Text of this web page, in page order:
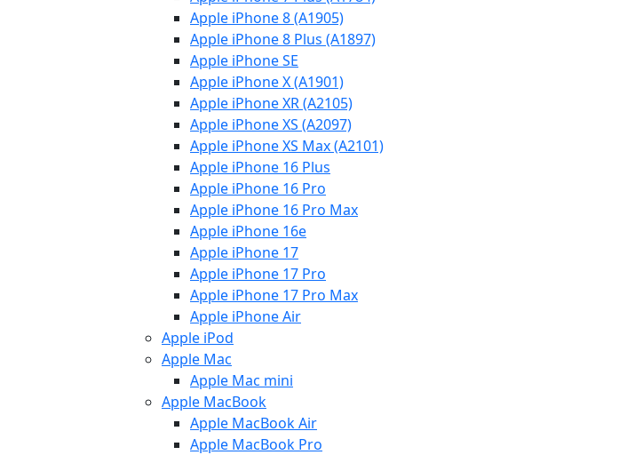
Apple iPhone 8 (A1905)
Apple iPhone 8 Plus (A1897)
Apple iPhone SE
Apple iPhone X (A1901)
Apple iPhone XR (A2105)
Apple iPhone XS (A2097)
Apple iPhone XS Max (A2101)
Apple iPhone 16 Plus
Apple iPhone 16 Pro
Apple iPhone 16 Pro Max
Apple iPhone 16e
Apple iPhone 17
Apple iPhone 17 Pro
Apple iPhone 17 Pro Max
Apple iPhone Air
Apple iPod
Apple Mac
Apple Mac mini
Apple MacBook
Apple MacBook Air
Apple MacBook Pro